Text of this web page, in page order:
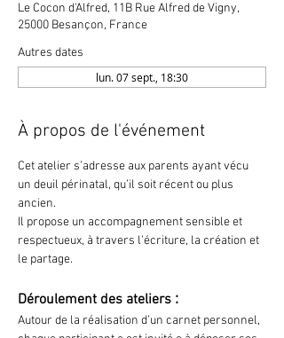
Le Cocon d'Alfred, 11B Rue Alfred de Vigny,
25000 Besançon, France
Autres dates
lun. 07 sept., 18:30
À propos de l'événement
Cet atelier s’adresse aux parents ayant vécu
un deuil périnatal, qu’il soit récent ou plus
ancien.
Il propose un accompagnement sensible et
respectueux, à travers l’écriture, la création et
le partage.
Déroulement des ateliers :
Autour de la réalisation d’un carnet personnel,